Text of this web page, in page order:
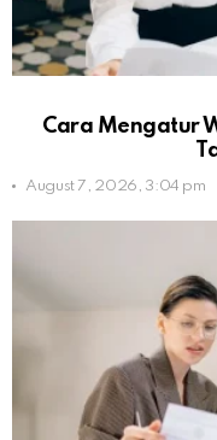
Cara Mengatur
August 7, 2026, 3:04 pm